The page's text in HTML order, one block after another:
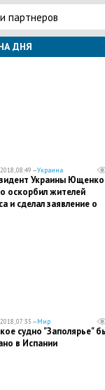
партнеров
ДНЯ
2018, 08:49 —Украина
Украины Ющенко
оскорбил жителей
и сделал заявление о
2018, 07:35 —Мир
судно "Заполярье"
в Испании